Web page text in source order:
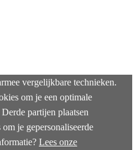
vergelijkbare technieken.
om je een optimale
partijen plaatsen
je gepersonaliseerde
Lees onze